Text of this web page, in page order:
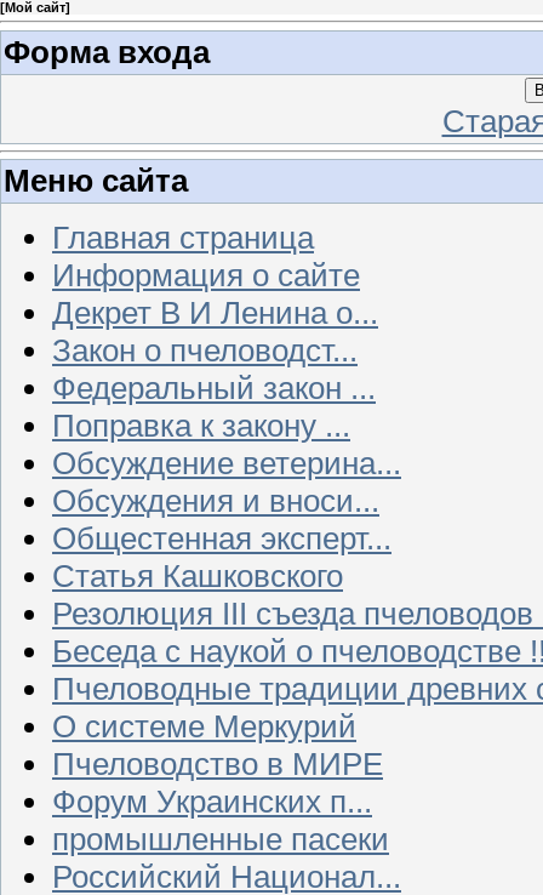
[Мой сайт]
Форма входа
Меню сайта
Главная страница
Информация о сайте
Декрет В И Ленина о...
Закон о пчеловодст...
Федеральный закон ...
Поправка к закону ...
Обсуждение ветерина...
Обсуждения и вноси...
Общестенная эксперт...
Статья Кашковского
Резолюция III съезда
Беседа с наукой о пчеловодстве
Пчеловодные традиции древних
О системе Меркурий
Пчеловодство в МИРЕ
Форум Украинских п...
промышленные пасеки
Российский Национал...